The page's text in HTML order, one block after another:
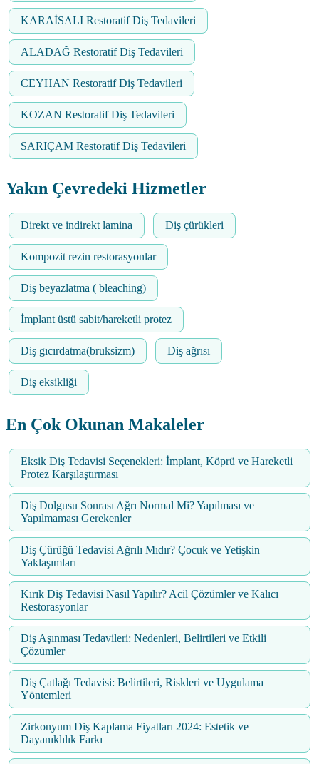
KARAİSALI Restoratif Diş Tedavileri
ALADAĞ Restoratif Diş Tedavileri
CEYHAN Restoratif Diş Tedavileri
KOZAN Restoratif Diş Tedavileri
SARIÇAM Restoratif Diş Tedavileri
Yakın Çevredeki Hizmetler
Direkt ve indirekt lamina Diş çürükleri
Kompozit rezin restorasyonlar
Diş beyazlatma ( bleaching)
İmplant üstü sabit/hareketli protez
Diş gıcırdatma(bruksizm) Diş ağrısı
Diş eksikliği
En Çok Okunan Makaleler
Eksik Diş Tedavisi Seçenekleri: İmplant, Köprü ve Hareketli
Protez Karşılaştırması
Diş Dolgusu Sonrası Ağrı Normal Mi? Yapılması ve
Yapılmaması Gerekenler
Diş Çürüğü Tedavisi Ağrılı Mıdır? Çocuk ve Yetişkin
Yaklaşımları
Kırık Diş Tedavisi Nasıl Yapılır? Acil Çözümler ve Kalıcı
Restorasyonlar
Diş Aşınması Tedavileri: Nedenleri, Belirtileri ve Etkili
Çözümler
Diş Çatlağı Tedavisi: Belirtileri, Riskleri ve Uygulama
Yöntemleri
Zirkonyum Diş Kaplama Fiyatları 2024: Estetik ve
Dayanıklılık Farkı